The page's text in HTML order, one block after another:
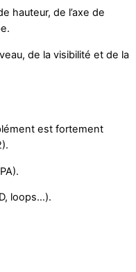
hauteur, de l’axe de
de la visibilité et de la
est fortement
loops…).